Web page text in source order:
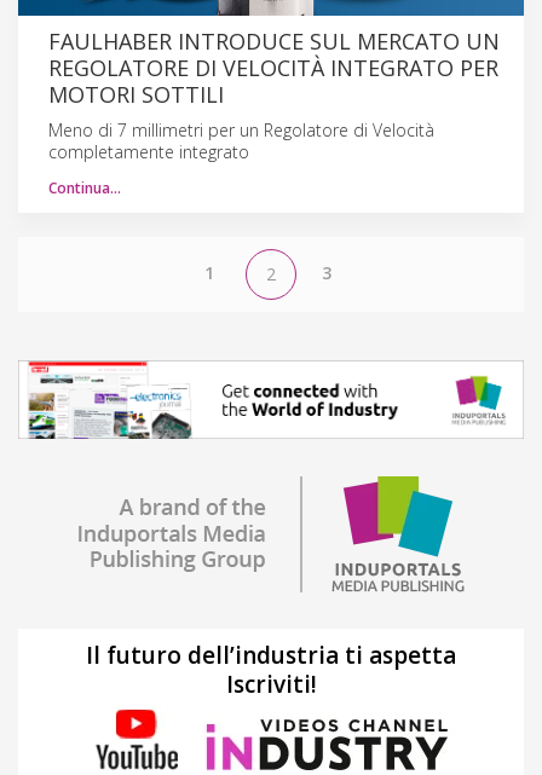
FAULHABER INTRODUCE SUL MERCATO UN
REGOLATORE DI VELOCITÀ INTEGRATO PER
MOTORI SOTTILI
Meno di 7 millimetri per un Regolatore di Velocità
completamente integrato
Continua…
1 2 3
Il futuro dell’industria ti aspetta
Iscriviti!